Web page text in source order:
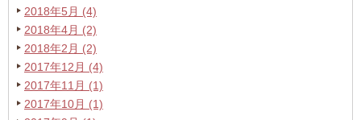
2018年5月 (4)
2018年4月 (2)
2018年2月 (2)
2017年12月 (4)
2017年11月 (1)
2017年10月 (1)